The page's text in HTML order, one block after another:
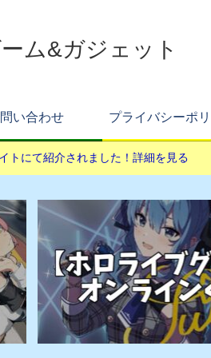
ム&ガジェット
問い合わせ プライバシーポ
トにて紹介されました！詳細を見る